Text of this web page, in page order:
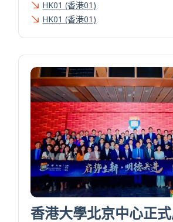
HK01 (香港01)
HK01 (香港01)
香港大學北京中心正